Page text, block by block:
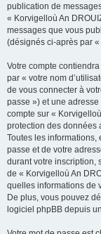
publication de
« Korvigelloù An
messages que vous
(désignés ci-après par
Votre compte
par « votre nom
de vous connecter à
passe ») et une
compte sur «
protection des données
Toutes les informations,
passe et de votre
durant votre inscription,
de « Korvigelloù An
quelles informations de
De plus, vous pouvez
logiciel phpBB depuis